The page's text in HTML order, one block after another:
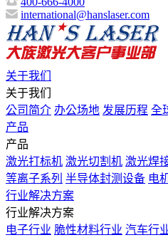
international@hanslaser.com
关于我们
关于我们
公司简介 办公场地 发展历程 全
产品
产品
激光打标机 激光切割机 激光焊
等离子系列 半导体封测设备 电
行业解决方案
行业解决方案
电子行业 脆性材料行业 汽车行